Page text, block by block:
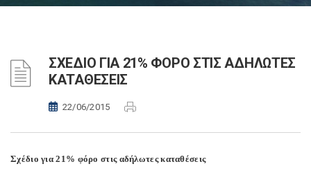
ΣΧΕΔΙΟ ΓΙΑ 21% ΦΟΡΟ ΣΤΙΣ ΑΔΗΛΩΤΕΣ
ΚΑΤΑΘΕΣΕΙΣ
22/06/2015
Σχέδιο για 21% φόρο στις αδήλωτες καταθέσεις